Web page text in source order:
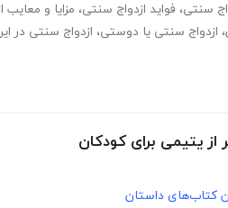
سنتی، فواید ازدواج سنتی، مزایا و
، ازدواج سنتی یا دوستی، ازدواج سنتی در
یتیمی برای کودکان
کتاب‌های داستان